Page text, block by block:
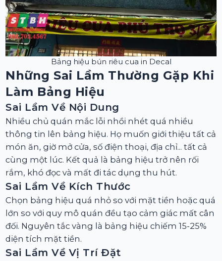
Bảng hiệu bún riêu cua in Decal
Những Sai Lầm Thường Gặp Khi
Làm Bảng Hiệu
Sai Lầm Về Nội Dung
Nhiều chủ quán mắc lỗi nhồi nhét quá nhiều
thông tin lên bảng hiệu. Họ muốn giới thiệu tất cả
món ăn, giờ mở cửa, số điện thoại, địa chỉ... tất cả
cùng một lúc. Kết quả là bảng hiệu trở nên rối
rắm, khó đọc và mất đi tác dụng thu hút.
Sai Lầm Về Kích Thước
Chọn bảng hiệu quá nhỏ so với mặt tiền hoặc quá
lớn so với quy mô quán đều tạo cảm giác mất cân
đối. Nguyên tắc vàng là bảng hiệu chiếm 15-25%
diện tích mặt tiền.
Sai Lầm Về Vị Trí Đặt